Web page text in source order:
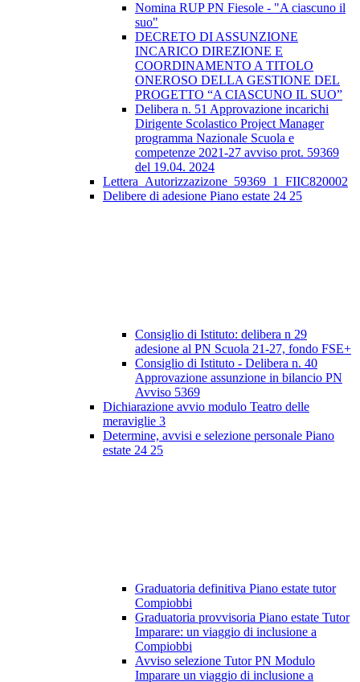
Nomina RUP PN Fiesole - "A ciascuno il
suo"
DECRETO DI ASSUNZIONE
INCARICO DIREZIONE E
COORDINAMENTO A TITOLO
ONEROSO DELLA GESTIONE DEL
PROGETTO “A CIASCUNO IL SUO”
Delibera n. 51 Approvazione incarichi
Dirigente Scolastico Project Manager
programma Nazionale Scuola e
competenze 2021-27 avviso prot. 59369
del 19.04. 2024
Lettera_Autorizzazizone_59369_1_FIIC820002
Delibere di adesione Piano estate 24 25
Consiglio di Istituto: delibera n 29
adesione al PN Scuola 21-27, fondo FSE+
Consiglio di Istituto - Delibera n. 40
Approvazione assunzione in bilancio PN
Avviso 5369
Dichiarazione avvio modulo Teatro delle
meraviglie 3
Determine, avvisi e selezione personale Piano
estate 24 25
Graduatoria definitiva Piano estate tutor
Compiobbi
Graduatoria provvisoria Piano estate Tutor
Imparare: un viaggio di inclusione a
Compiobbi
Avviso selezione Tutor PN Modulo
Imparare un viaggio di inclusione a